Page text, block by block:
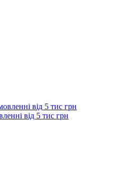
від 5 тис грн